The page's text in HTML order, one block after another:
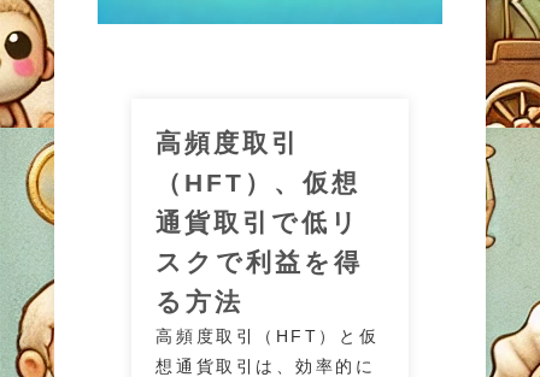
高頻度取引
（HFT）、仮想
通貨取引で低リ
スクで利益を得
る方法
高頻度取引（HFT）と仮
想通貨取引は、効率的に